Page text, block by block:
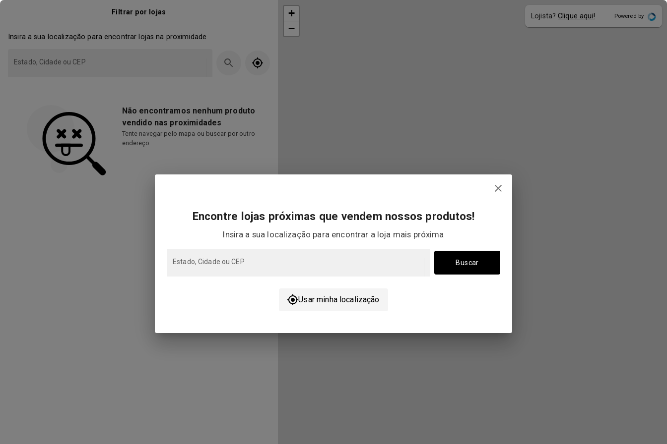
Filtrar por lojas
Insira a sua localização para encontrar lojas na proximidade
Estado, Cidade ou CEP
Não encontramos nenhum produto
vendido nas proximidades
Tente navegar pelo mapa ou buscar por outro
endereço
+
−
Lojista? Clique aqui! Powered by
Encontre lojas próximas que vendem nossos produtos!
Insira a sua localização para encontrar a loja mais próxima
Estado, Cidade ou CEP Buscar
Usar minha localização